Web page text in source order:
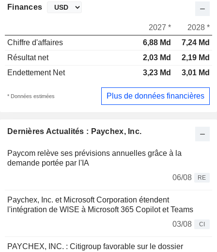
Dernières Actualités : Paychex, Inc.
Paycom relève ses prévisions annuelles grâce à la
demande portée par l'IA
06/08
RE
Paychex, Inc. et Microsoft Corporation étendent
l'intégration de WISE à Microsoft 365 Copilot et Teams
03/08
CI
PAYCHEX, INC. : Citigroup favorable sur le dossier
Finances
2027 *
2028 *
Chiffre d'affaires
6,88 Md
7,24 Md
Résultat net
2,03 Md
2,19 Md
Endettement Net
3,23 Md 3,01 Md
* Données estimées Plus de données financières